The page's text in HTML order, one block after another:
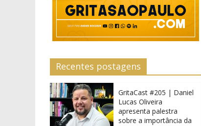
Recentes postagens
GritaCast #205 | Daniel
Lucas Oliveira
apresenta palestra
sobre a importância da